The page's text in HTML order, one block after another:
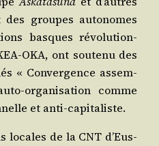
groupes auto­nomes
basques révo­lu­tion­
OKA, ont sou­te­nu des
« Conver­gence assem­
orga­ni­sa­tion comme
et anti-capitaliste.
locales de la CNT d’Eus­